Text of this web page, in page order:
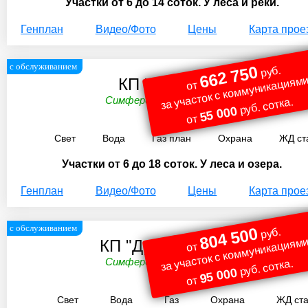
Участки от 6 до 14 соток. У леса и реки.
Генплан Видео/Фото Цены Карта
с обслуживанием
КП "Лес Удач"
Симферопольское ш. 95 км.
от662 750руб.
за участок с
от55 000руб. сотка.
Свет Вода Газ план Охрана ЖД
Участки от 6 до 18 соток. У леса и озера.
Генплан Видео/Фото Цены Карта
с обслуживанием
КП "Дубрава Удач"
Симферопольское ш. 96 км.
от804 500руб.
за участок с
от95 000руб. сотка.
Свет Вода Газ Охрана ЖД